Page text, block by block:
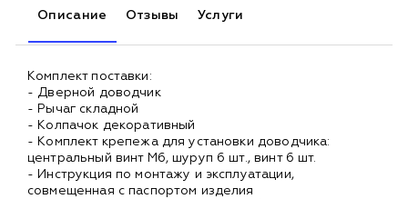
Описание Отзывы Услуги
Комплект поставки:
- Дверной доводчик
- Рычаг складной
- Колпачок декоративный
- Комплект крепежа для установки доводчика:
центральный винт М6, шуруп 6 шт., винт 6 шт.
- Инструкция по монтажу и эксплуатации,
совмещенная с паспортом изделия